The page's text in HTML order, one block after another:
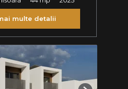
multe detalii